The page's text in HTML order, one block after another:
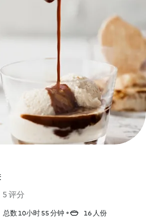
5 评分
总数 10小时 55 分钟 16 人份